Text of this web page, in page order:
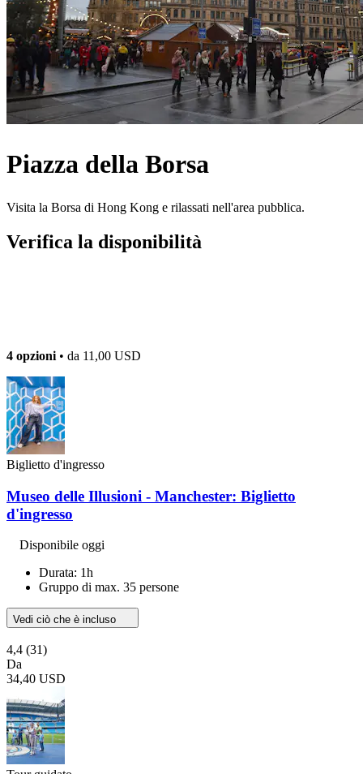
Piazza della Borsa
Visita la Borsa di Hong Kong e rilassati nell'area pubblica.
Verifica la disponibilità
4 opzioni • da 11,00 USD
Biglietto d'ingresso
Museo delle Illusioni - Manchester: Biglietto
d'ingresso
Disponibile oggi
Durata: 1h
Gruppo di max. 35 persone
Vedi ciò che è incluso
4,4 (31)
Da
34,40 USD